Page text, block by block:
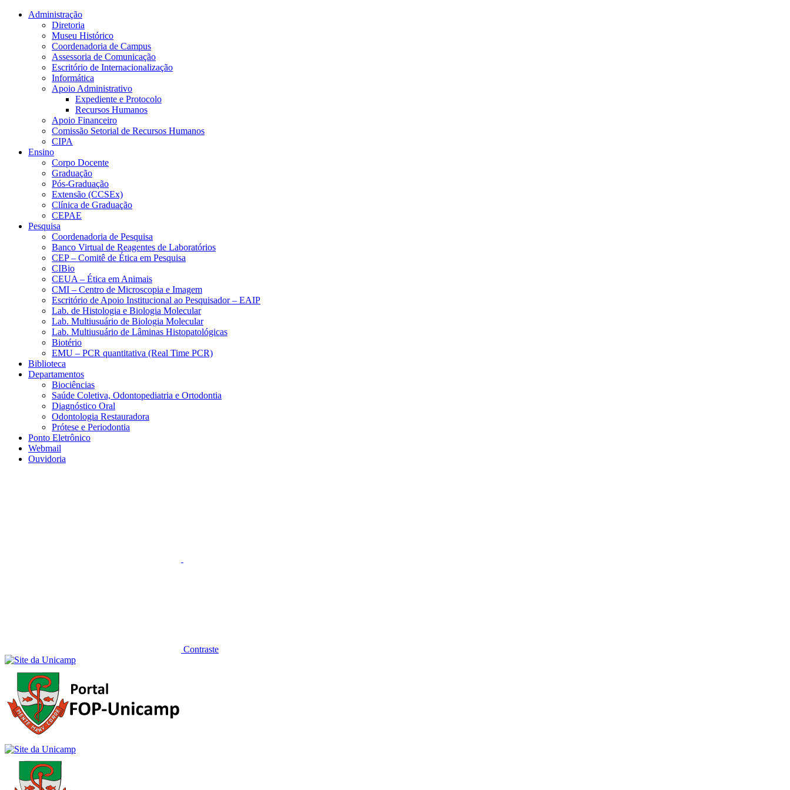
Conteúdo principal Menu principal
Administração
Diretoria
Museu Histórico
Coordenadoria de Campus
Assessoria de Comunicação
Escritório de Internacionalização
Informática
Apoio Administrativo
Expediente e Protocolo
Recursos Humanos
Apoio Financeiro
Comissão Setorial de Recursos Humanos
CIPA
Ensino
Corpo Docente
Graduação
Pós-Graduação
Extensão (CCSEx)
Clínica de Graduação
CEPAE
Pesquisa
Coordenadoria de Pesquisa
Banco Virtual de Reagentes de Laboratórios
CEP – Comitê de Ética em Pesquisa
CIBio
CEUA – Ética em Animais
CMI – Centro de Microscopia e Imagem
Escritório de Apoio Institucional ao Pesquisador – EAIP
Lab. de Histologia e Biologia Molecular
Lab. Multiusuário de Biologia Molecular
Lab. Multiusuário de Lâminas Histopatológicas
Biotério
EMU – PCR quantitativa (Real Time PCR)
Biblioteca
Departamentos
Biociências
Saúde Coletiva, Odontopediatria e Ortodontia
Diagnóstico Oral
Odontologia Restauradora
Prótese e Periodontia
Ponto Eletrônico
Webmail
Ouvidoria
Contraste